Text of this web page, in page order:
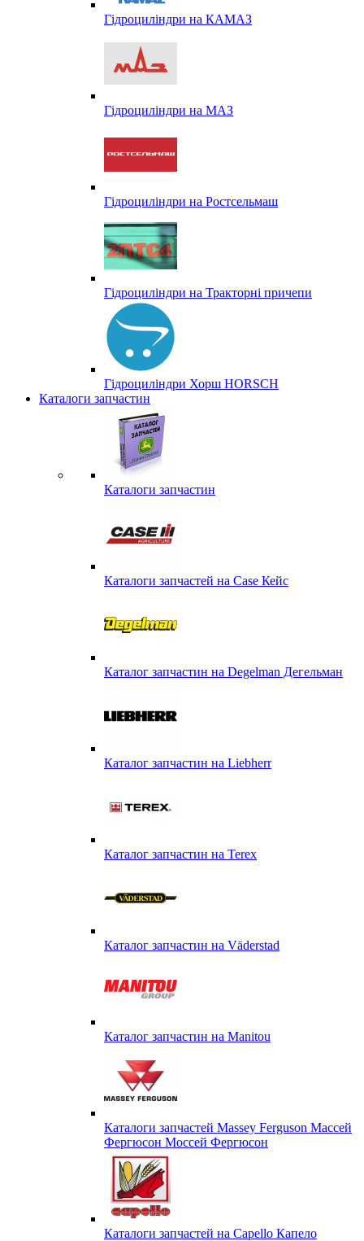
Гідроциліндри на КАМАЗ
Гідроциліндри на МАЗ
Гідроциліндри на Ростсельмаш
Гідроциліндри на Тракторні причепи
Гідроциліндри Хорш HORSCH
Каталоги запчастин
Каталоги запчастин
Каталоги запчастей на Case Кейс
Каталог запчастин на Degelman Дегельман
Каталог запчастин на Liebherr
Каталог запчастин на Terex
Каталог запчастин на Väderstad
Каталог запчастин на Маnitou
Каталоги запчастей Massey Ferguson Массей
Фергюсон Моссей Фергюсон
Каталоги запчастей на Capello Капело